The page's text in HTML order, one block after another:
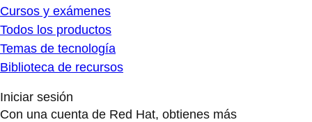
Cursos y exámenes
Todos los productos
Temas de tecnología
Biblioteca de recursos
Iniciar sesión
Con una cuenta de Red Hat, obtienes más